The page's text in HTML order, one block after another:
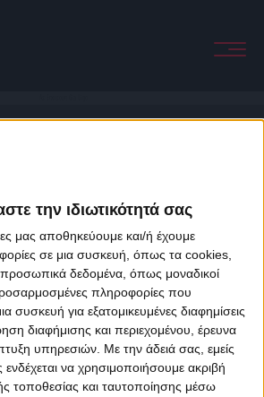
την ιδιωτικότητά σας
μας αποθηκεύουμε και/ή έχουμε
σε μια συσκευή, όπως τα cookies,
προσωπικά δεδομένα, όπως μοναδικοί
πληροφορίες που
συσκευή για εξατομικευμένες διαφημίσεις
διαφήμισης και περιεχομένου, έρευνα
υπηρεσιών. Με την άδειά σας, εμείς
ενδέχεται να χρησιμοποιήσουμε ακριβή
τοποθεσίας και ταυτοποίησης μέσω
Class Terms & Conditions
Privacy Policy
byporcupine colors&Fotis Alexandrou